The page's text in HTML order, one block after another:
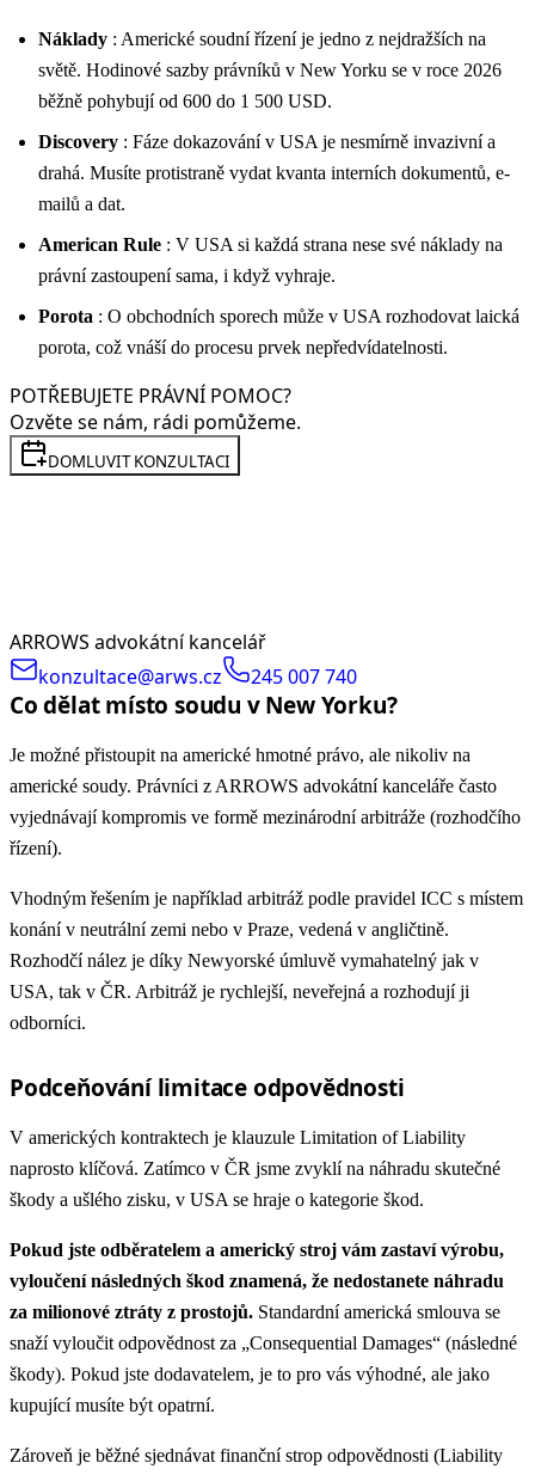
Náklady : Americké soudní řízení je jedno z nejdražších na
světě. Hodinové sazby právníků v New Yorku se v roce 2026
běžně pohybují od 600 do 1 500 USD.
Discovery : Fáze dokazování v USA je nesmírně invazivní a
drahá. Musíte protistraně vydat kvanta interních dokumentů, e-
mailů a dat.
American Rule : V USA si každá strana nese své náklady na
právní zastoupení sama, i když vyhraje.
Porota : O obchodních sporech může v USA rozhodovat laická
porota, což vnáší do procesu prvek nepředvídatelnosti.
POTŘEBUJETE PRÁVNÍ POMOC?
Ozvěte se nám, rádi pomůžeme.
DOMLUVIT KONZULTACI
ARROWS advokátní kancelář
konzultace@arws.cz
245 007 740
Co dělat místo soudu v New Yorku?
Je možné přistoupit na americké hmotné právo, ale nikoliv na
americké soudy. Právníci z ARROWS advokátní kanceláře často
vyjednávají kompromis ve formě mezinárodní arbitráže (rozhodčího
řízení).
Vhodným řešením je například arbitráž podle pravidel ICC s místem
konání v neutrální zemi nebo v Praze, vedená v angličtině.
Rozhodčí nález je díky Newyorské úmluvě vymahatelný jak v
USA, tak v ČR. Arbitráž je rychlejší, neveřejná a rozhodují ji
odborníci.
Podceňování limitace odpovědnosti
V amerických kontraktech je klauzule Limitation of Liability
naprosto klíčová. Zatímco v ČR jsme zvyklí na náhradu skutečné
škody a ušlého zisku, v USA se hraje o kategorie škod.
Pokud jste odběratelem a americký stroj vám zastaví výrobu,
vyloučení následných škod znamená, že nedostanete náhradu
za milionové ztráty z prostojů. Standardní americká smlouva se
snaží vyloučit odpovědnost za „Consequential Damages“ (následné
škody). Pokud jste dodavatelem, je to pro vás výhodné, ale jako
kupující musíte být opatrní.
Zároveň je běžné sjednávat finanční strop odpovědnosti (Liability